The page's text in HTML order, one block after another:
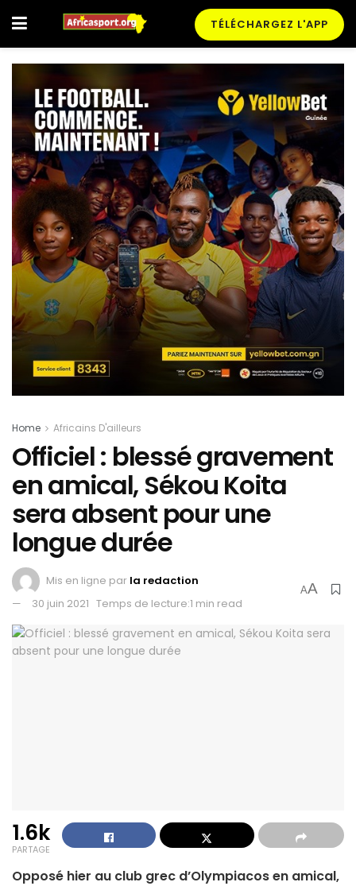
TÉLÉCHARGEZ L'APP
Home Africains D'ailleurs
Officiel : blessé gravement
en amical, Sékou Koita
sera absent pour une
longue durée
Mis en ligne par la redaction
30 juin 2021 Temps de lecture:1 min read
AA
1.6k
PARTAGE
Opposé hier au club grec d’Olympiacos en amical,